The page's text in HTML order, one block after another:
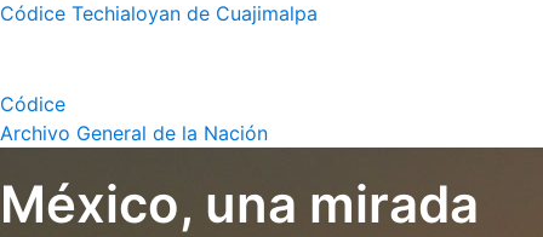
Códice Techialoyan de Cuajimalpa
Códice
Archivo General de la Nación
México, una mirada